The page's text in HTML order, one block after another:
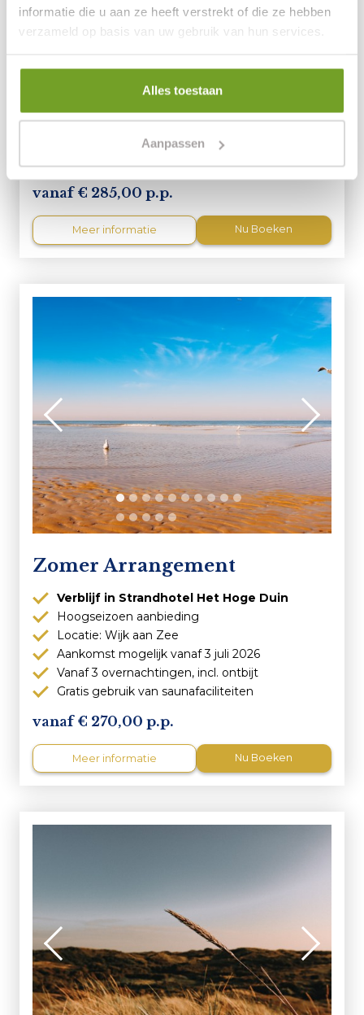
informatie die u aan ze heeft verstrekt of die ze hebben
verzameld op basis van uw gebruik van hun services.
Alles toestaan
Aanpassen
Zomer Arrangement
Verblijf in Hotel Zuiderduin
Hoogseizoen aanbieding
Vanaf 3 overnachtingen
Inclusief ontbijtbuffet
Gratis gebruik van zwembad
285,00 p.p.
Meer informatie Nu Boeken
Zomer Arrangement
Verblijf in Strandhotel Het Hoge Duin
Hoogseizoen aanbieding
Locatie: Wijk aan Zee
Aankomst mogelijk vanaf 3 juli 2026
Vanaf 3 overnachtingen, incl. ontbijt
Gratis gebruik van saunafaciliteiten
270,00 p.p.
Meer informatie Nu Boeken